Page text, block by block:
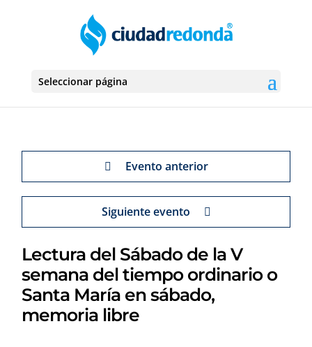
Seleccionar página
Evento anterior
Siguiente evento
Lectura del Sábado de la V
semana del tiempo ordinario o
Santa María en sábado,
memoria libre